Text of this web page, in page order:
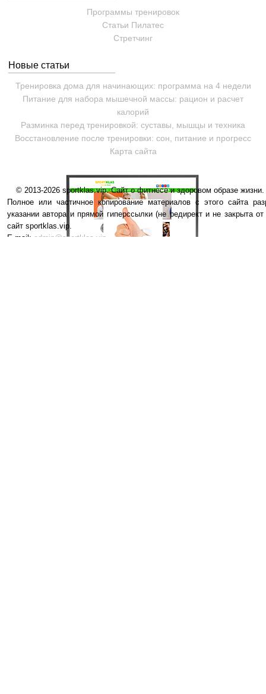
Программы тренировок
Статьи Пилатес
Cтретчинг
Новые статьи
Тренировка дома для начинающих: программа на 4 недели
Питание для набора мышечной массы: рацион и расчет
калорий
Разминка перед тренировкой: суставы, мышцы и техника
Восстановление после тренировки: сон, питание и прогресс
Карта сайта
© 2013-2026 sportklas.vip. Сайт о фитнесе и здоровом образе
Полное или частичное копирование материалов с этого сайта
указании автора и прямой гиперссылки (не редирект и не закрыта
сайт sportklas.vip.
E-mail: admin@sportklas.vip